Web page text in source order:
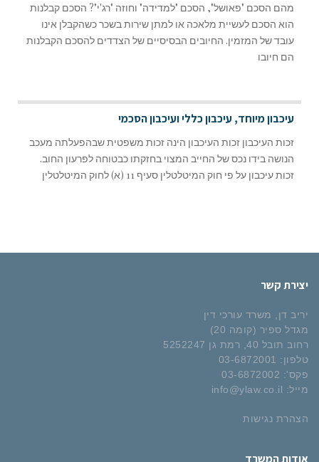
מהם הסכם "פאושל", הסכם "למדידה" וחוזה "רג'י"? הסכם קבלנות
הוא הסכם לעשיית מלאכה או למתן שירות בשכר כשהקבלן אינו
עובד של המזמין. החיובים הבסיסיים של הצדדים להסכם הקבלנות
הם חיובו
עיכבון מיוחד, עיכבון כללי ועיכבון הסכמי
זכות העיכבון זכות העיכבון הינה זכות משפטית שבהפעלתה מעכב
הנושה בידו נכס של החייב המצוי בחזקתו כבטוחה לפרעון החוב.
זכות עיכבון על פי חוק המיטלטלין סעיף 11 (א) לחוק המיטלטלין
יצירת קשר
יריב דן, משרד עורכי דין
מגדל ספיר (קומה 20)
רחוב תובל 40, רמת גן 5252247
טלפון: 03-6872001
פקס': 03-6872002
מייל: info@ylaw.co.il
הצהרת נגישות
אודות המשרד